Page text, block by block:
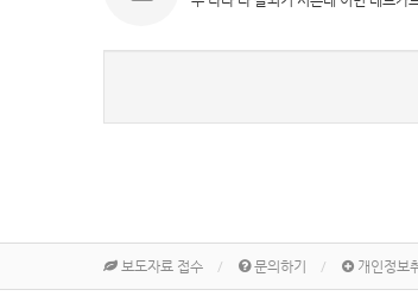
보도자료 접수 문의하기 개인정보